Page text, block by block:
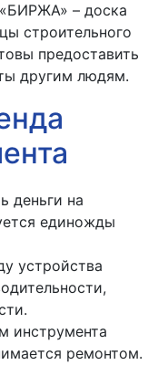
– доска
строительного
предоставить
другим людям.
деньги на
единожды
устройства
инструмента
ремонтом.